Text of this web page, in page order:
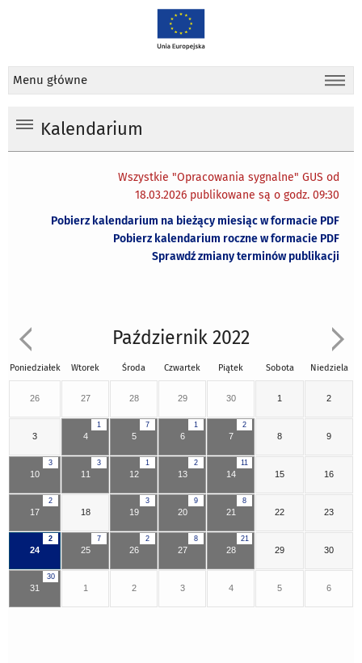
Menu główne
Kalendarium
Wszystkie "Opracowania sygnalne" GUS od
18.03.2026 publikowane są o godz. 09:30
Pobierz kalendarium na bieżący miesiąc w formacie PDF
Pobierz kalendarium roczne w formacie PDF
Sprawdź zmiany terminów publikacji
Październik 2022
Poniedziałek Wtorek Środa Czwartek Piątek Sobota Niedziela
26 27 28 29 30 1 2
3
1
4
7
5
1
6
2
7 8 9
3
10
3
11
1
12
2
13
11
14 15 16
2
17 18
3
19
9
20
8
21 22 23
2
24
7
25
2
26
8
27
21
28 29 30
30
31 1 2 3 4 5 6